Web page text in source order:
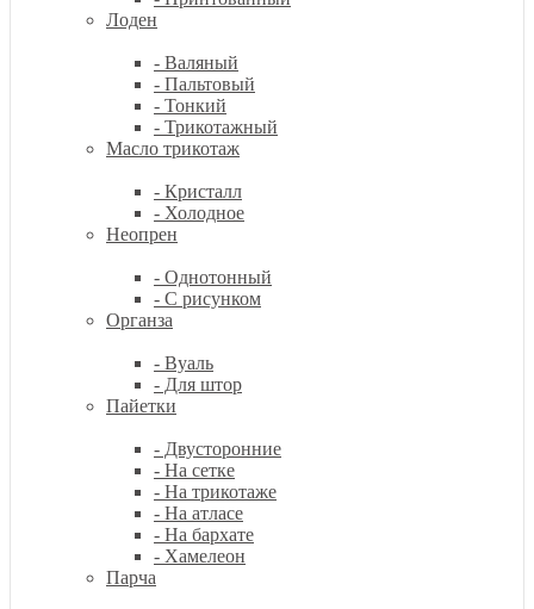
Лоден
- Валяный
- Пальтовый
- Тонкий
- Трикотажный
Масло трикотаж
- Кристалл
- Холодное
Неопрен
- Однотонный
- С рисунком
Органза
- Вуаль
- Для штор
Пайетки
- Двусторонние
- На сетке
- На трикотаже
- На атласе
- На бархате
- Хамелеон
Парча